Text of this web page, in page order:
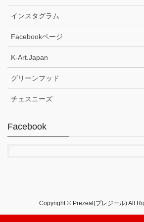
インスタグラム
Facebookページ
K-Art.Japan
グリーンフッド
チェスニーズ
Facebook
Copyright © Prezeal(プレジール) All